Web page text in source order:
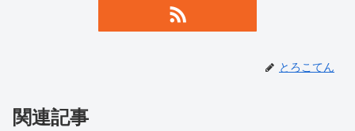
とろこてん
関連記事